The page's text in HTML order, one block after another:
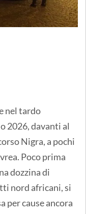
nel tardo
2026, davanti al
Nigra, a pochi
Poco prima
dozzina di
nord africani, si
per cause ancora